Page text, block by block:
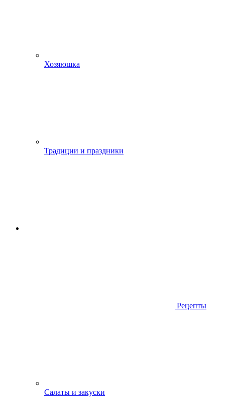
Хозяюшка
Традиции и праздники
Рецепты
Салаты и закуски